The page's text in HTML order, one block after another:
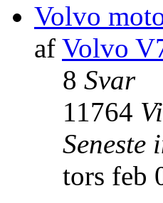
Volvo
af Volvo
8 Svar
11764
Seneste
tors feb